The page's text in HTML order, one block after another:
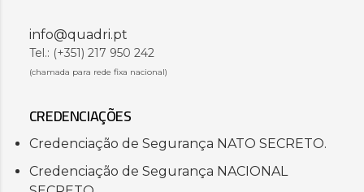
info@quadri.pt
Tel.: (+351) 217 950 242
(chamada para rede fixa nacional)
CREDENCIAÇÕES
Credenciação de Segurança NATO SECRETO.
Credenciação de Segurança NACIONAL